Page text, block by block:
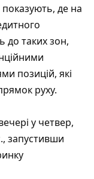
де на
до таких зон,
позицій, які
руху.
у четвер,
запустивши